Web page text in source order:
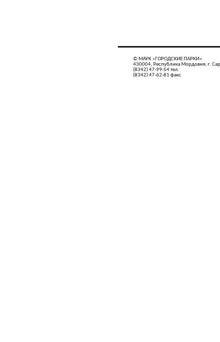
© МАУК «ГОРОДСКИЕ ПАРКИ»
430004, Республика Мордовия, г.
(8342) 47-99-54 тел.
(8342) 47-62-81 факс